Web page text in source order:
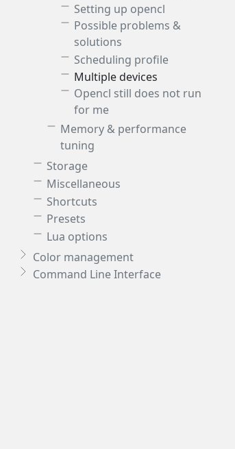
Setting up opencl
Possible problems &
solutions
Scheduling profile
Multiple devices
Opencl still does not run
for me
Memory & performance
tuning
Storage
Miscellaneous
Shortcuts
Presets
Lua options
Color management
Command Line Interface